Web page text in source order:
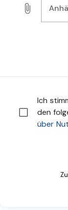
Ich
den
über